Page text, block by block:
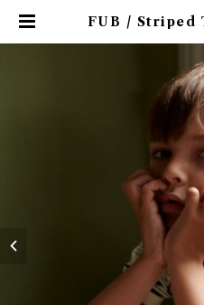
FUB / Striped Tee (DEEP GR